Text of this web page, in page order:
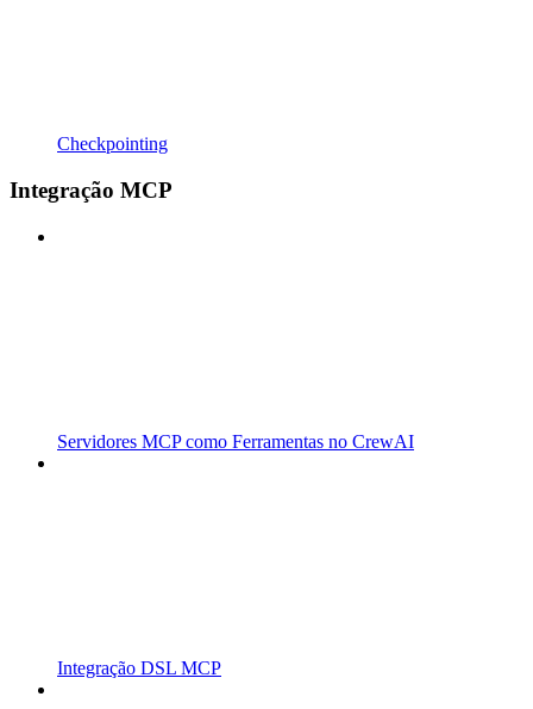
Checkpointing
Integração MCP
Servidores MCP como Ferramentas no CrewAI
Integração DSL MCP